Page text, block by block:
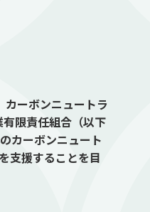
ーボンニュートラ
限責任組合（以下
カーボンニュート
支援することを目